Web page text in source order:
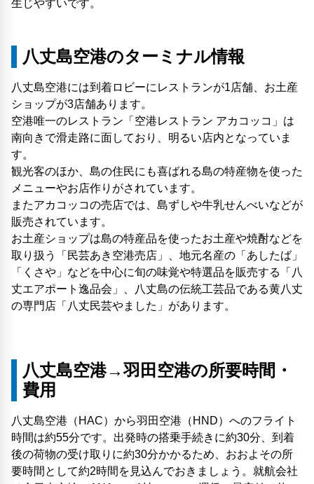
生じやすいです。
八丈島空港のターミナル情報
八丈島空港には到着ロビーにレストランが1店舗、お土産
ショップが3店舗あります。
空港唯一のレストラン「空港レストラン アカコッコ」は
南向きで滑走路に面しており、明るい店内となっていま
す。
観光客のほか、島の住民にも喜ばれる島の特産物を使った
メニューやお店作りがされています。
またアカコッコの売店では、島ずしや牛乳せんべいなどが
販売されています。
お土産ショップは島の特産品を使ったお土産や焼酎などを
取り扱う「民芸あき空港売店」、地元名産の「あしたば」
「くさや」などを中心に旬の味覚や特選品を販売する「八
丈エアポート逸品会」、八丈島の伝統工芸品である黄八丈
の専門店「八丈民芸やました」があります。
八丈島空港→羽田空港の所要時間・
費用
八丈島空港（HAC）から羽田空港（HND）へのフライト
時間は約55分です。出発時の搭乗手続きに約30分、到着
後の荷物の受け取りに約30分かかるため、おおよその所
要時間として約2時間を見込んでおきましょう。就航会社